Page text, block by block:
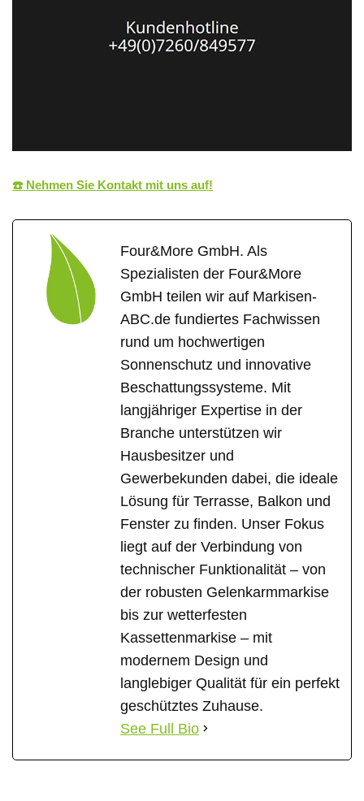
☎️ Nehmen Sie Kontakt mit uns auf!
Four&More GmbH. Als
Spezialisten der Four&More
GmbH teilen wir auf Markisen-
ABC.de fundiertes Fachwissen
rund um hochwertigen
Sonnenschutz und innovative
Beschattungssysteme. Mit
langjähriger Expertise in der
Branche unterstützen wir
Hausbesitzer und
Gewerbekunden dabei, die ideale
Lösung für Terrasse, Balkon und
Fenster zu finden. Unser Fokus
liegt auf der Verbindung von
technischer Funktionalität – von
der robusten Gelenkarmmarkise
bis zur wetterfesten
Kassettenmarkise – mit
modernem Design und
langlebiger Qualität für ein perfekt
geschütztes Zuhause.
See Full Bio